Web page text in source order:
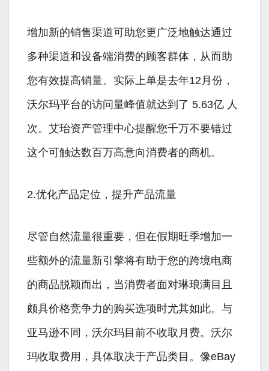
增加新的销售渠道可助您更广泛地触达通过
多种渠道和设备端消费的顾客群体，从而助
您有效提高销量。实际上单是去年12月份，
沃尔玛平台的访问量峰值就达到了 5.63亿 人
次。艾珆资产管理中心提醒您千万不要错过
这个可触达数百万高意向消费者的商机。
2.优化产品定位，提升产品流量
尽管自然流量很重要，但在假期旺季增加一
些额外的流量新引擎将有助于您的跨境电商
的商品脱颖而出，当消费者面对琳琅满目且
颇具价格竞争力的购买选项时尤其如此。与
亚马逊不同，沃尔玛目前不收取月费。沃尔
玛收取费用，具体取决于产品类目。像eBay